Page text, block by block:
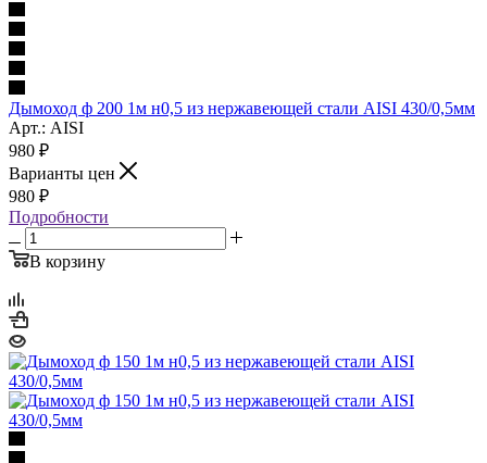
Дымоход ф 200 1м н0,5 из нержавеющей стали AISI 430/0,5мм
Арт.: AISI
980 ₽
Варианты цен
980 ₽
Подробности
В корзину